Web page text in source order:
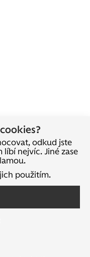
odkud jste
líbí nejvíc. Jiné zase
použitím.
Ostrava 702 00
sítích